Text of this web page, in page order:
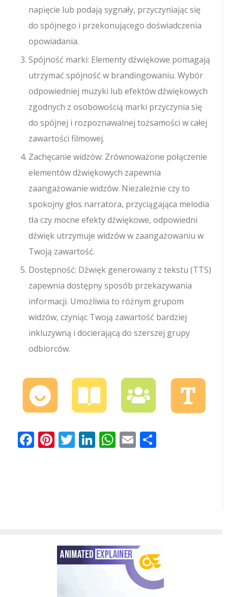
napięcie lub podają sygnały, przyczyniając się
do spójnego i przekonującego doświadczenia
opowiadania.
Spójność marki: Elementy dźwiękowe pomagają
utrzymać spójność w brandingowaniu. Wybór
odpowiedniej muzyki lub efektów dźwiękowych
zgodnych z osobowością marki przyczynia się
do spójnej i rozpoznawalnej tożsamości w całej
zawartości filmowej.
Zachęcanie widzów: Zrównoważone połączenie
elementów dźwiękowych zapewnia
zaangażowanie widzów. Niezależnie czy to
spokojny głos narratora, przyciągająca melodia
tła czy mocne efekty dźwiękowe, odpowiedni
dźwięk utrzymuje widzów w zaangażowaniu w
Twoją zawartość.
Dostępność: Dźwięk generowany z tekstu (TTS)
zapewnia dostępny sposób przekazywania
informacji. Umożliwia to różnym grupom
widzów, czyniąc Twoją zawartość bardziej
inkluzywną i docierającą do szerszej grupy
odbiorców.
Facebook
Pinterest
Twitter
LinkedIn
WhatsApp
Email